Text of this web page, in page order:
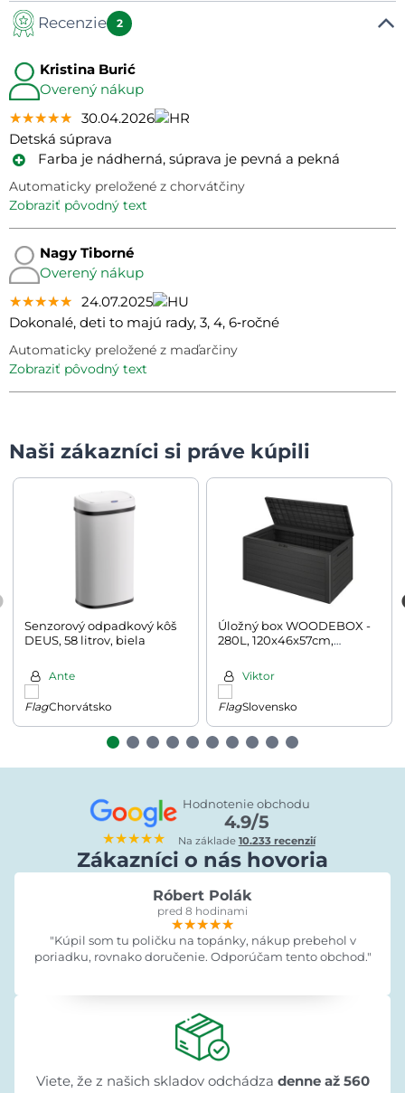
Recenzie 2
Kristina Burić
Overený nákup
★★★★★
★★★★★
★★★★★ 30.04.2026
Detská súprava
Farba je nádherná, súprava je pevná a pekná
Automaticky preložené z chorvátčiny
zobraziť pôvodný text
Nagy Tiborné
Overený nákup
★★★★★
★★★★★
★★★★★ 24.07.2025
Dokonalé, deti to majú rady, 3, 4, 6‑ročné
Automaticky preložené z maďarčiny
zobraziť pôvodný text
Naši zákazníci si práve kúpili
Senzorový odpadkový kôš
DEUS, 58 litrov, biela
Ante
Chorvátsko
Úložný box WOODEBOX -
280L, 120x46x57cm,
Viktor
Slovensko
★★★★★
Hodnotenie obchodu
4.9/5
Na základe 10.233 recenzií
Zákazníci o nás hovoria
Róbert Polák
pred 8 hodinami
★★★★★
★★★★★
★★★★★
"Kúpil som tu poličku na topánky, nákup prebehol v
poriadku, rovnako doručenie. Odporúčam tento obchod."
Viete, že z našich skladov odchádza denne až 560